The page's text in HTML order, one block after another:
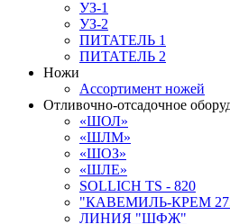
УЗ-1
УЗ-2
ПИТАТЕЛЬ 1
ПИТАТЕЛЬ 2
Ножи
Ассортимент ножей
Отливочно-отсадочное
«ШОЛ»
«ШЛМ»
«ШОЗ»
«ШЛЕ»
SOLLICH TS - 820
"КАВЕМИЛЬ-КРЕМ
ЛИНИЯ "ШФЖ"